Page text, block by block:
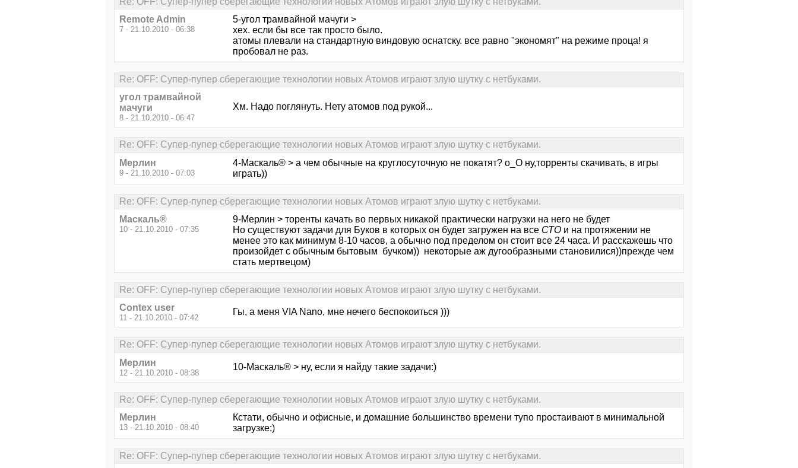
Remote Admin
7 - 21.10.2010 - 06:38
5-угол трамвайной мачуги >
хех. если бы все так просто было.
атомы плевали на стандартную виндовую оснатску. все равно "экономят" на режиме проца! я
пробовал не раз.
Re: OFF: Супер-пупер сберегающие технологии новых Атомов играют злую шутку с нетбуками.
угол трамвайной
мачуги
8 - 21.10.2010 - 06:47
Хм. Надо поглянуть. Нету атомов под рукой...
Re: OFF: Супер-пупер сберегающие технологии новых Атомов играют злую шутку с нетбуками.
Мерлин
9 - 21.10.2010 - 07:03
4-Маскаль® > а чем обычные на круглосуточную не покатят? о_О ну,торренты скачивать, в игры
играть))
Re: OFF: Супер-пупер сберегающие технологии новых Атомов играют злую шутку с нетбуками.
Маскаль®
10 - 21.10.2010 - 07:35
9-Мерлин > торенты качать во первых никакой практически нагрузки на него не будет
Но существуют задачи для Буков в которых он будет загружен на все СТО и на протяжении не
менее это как минимум 8-10 часов, а обычно под пределом он стоит все 24 часа. И расскажешь что
произойдет с обычным бытовым бучком)) некоторые аж дугообразными становилися))прежде чем
стать мертвецом)
Re: OFF: Супер-пупер сберегающие технологии новых Атомов играют злую шутку с нетбуками.
Contex user
11 - 21.10.2010 - 07:42
Гы, а меня VIA Nano, мне нечего беспокоиться )))
Re: OFF: Супер-пупер сберегающие технологии новых Атомов играют злую шутку с нетбуками.
Мерлин
12 - 21.10.2010 - 08:38
10-Маскаль® > ну, если я найду такие задачи:)
Re: OFF: Супер-пупер сберегающие технологии новых Атомов играют злую шутку с нетбуками.
Мерлин
13 - 21.10.2010 - 08:40
Кстати, обычно и офисные, и домашние большинство времени тупо простаивают в минимальной
загрузке:)
Re: OFF: Супер-пупер сберегающие технологии новых Атомов играют злую шутку с нетбуками.